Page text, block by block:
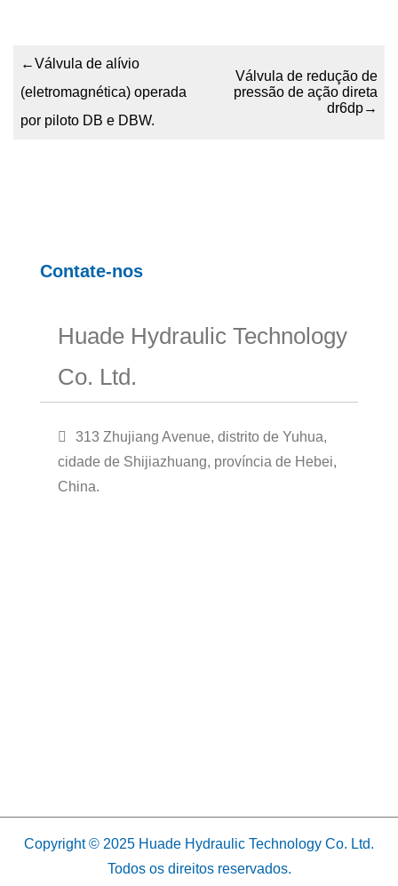
←Válvula de alívio
(eletromagnética) operada
por piloto DB e DBW.
Válvula de redução de
pressão de ação direta
dr6dp→
Contate-nos
Huade Hydraulic Technology
Co. Ltd.
313 Zhujiang Avenue, distrito de Yuhua,
cidade de Shijiazhuang, província de Hebei,
China.
Copyright © 2025 Huade Hydraulic Technology Co. Ltd.
Todos os direitos reservados.